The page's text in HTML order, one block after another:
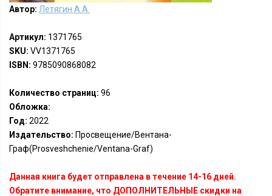
Автор: Летягин А.А.
Артикул: 1371765
SKU: VV1371765
ISBN: 9785090868082
Количество страниц: 96
Обложка:
Год: 2022
Издательство: Просвещение/Вентана-
Граф(Prosveshchenie/Ventana-Graf)
Данная книга будет отправлена в течение 14-16 дней.
Обратите внимание, что ДОПОЛНИТЕЛЬНЫЕ скидки на